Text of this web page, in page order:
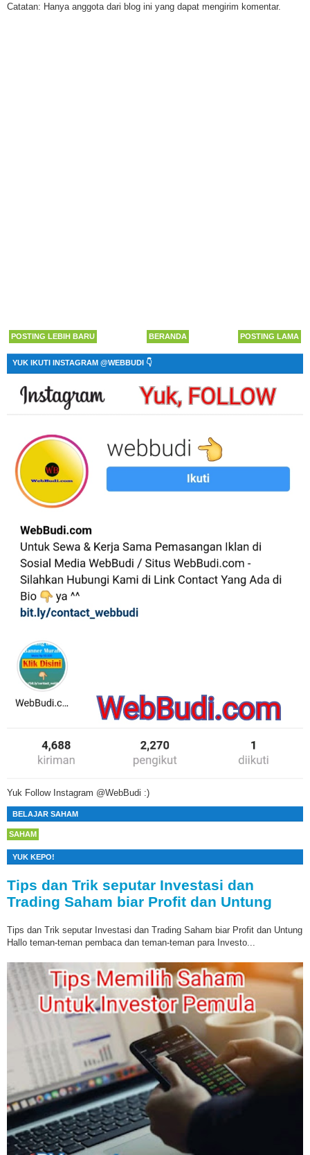
Catatan: Hanya anggota dari blog ini yang dapat mengirim komentar.
POSTING LEBIH BARU POSTING LAMA
BERANDA
YUK IKUTI INSTAGRAM @WEBBUDI 👇
Yuk Follow Instagram @WebBudi :)
BELAJAR SAHAM
SAHAM
YUK KEPO!
Tips dan Trik seputar Investasi dan
Trading Saham biar Profit dan Untung
Tips dan Trik seputar Investasi dan Trading Saham biar Profit dan Untung
Hallo teman-teman pembaca dan teman-teman para Investo...